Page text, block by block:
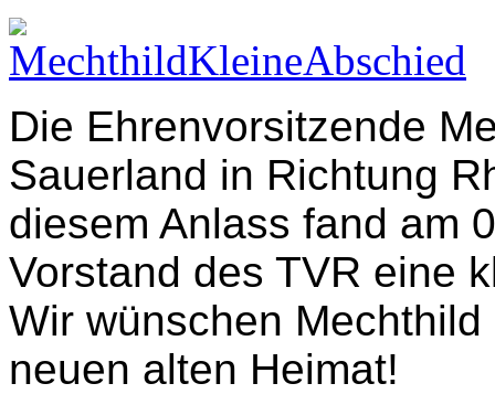
Die Ehrenvorsitzende
Sauerland in Richtung
diesem Anlass fand am
Vorstand des TVR eine
Wir wünschen
neuen alten Heimat!